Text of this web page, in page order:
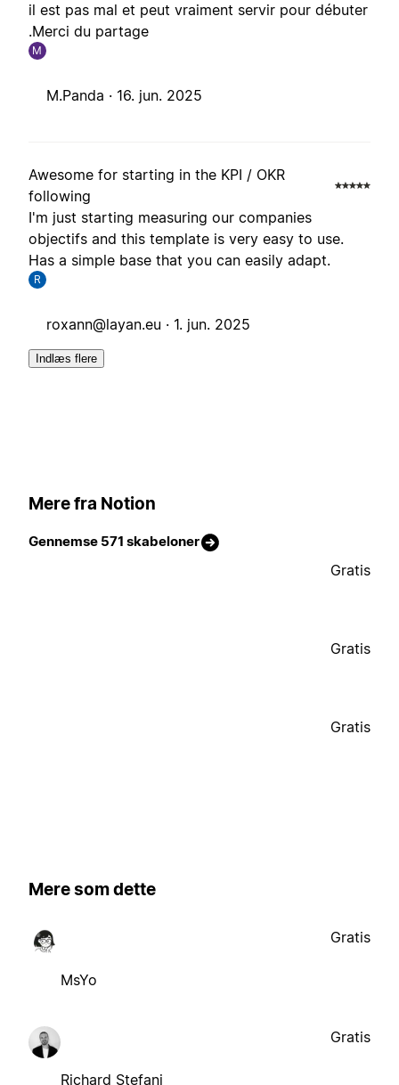
il est pas mal et peut vraiment servir pour débuter
.Merci du partage
M
M.Panda · 16. jun. 2025
Awesome for starting in the KPI / OKR
following
I'm just starting measuring our companies
objectifs and this template is very easy to use.
Has a simple base that you can easily adapt.
R
roxann@layan.eu · 1. jun. 2025
Indlæs flere
Mere fra Notion
Gennemse 571 skabeloner
Gratis
Gratis
Gratis
Mere som dette
MsYo
Gratis
Richard Stefani
Gratis